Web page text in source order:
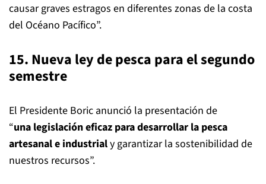
causar graves estragos en diferentes zonas de la costa
del Océano Pacífico”.
15. Nueva ley de pesca para el segundo
semestre
El Presidente Boric anunció la presentación de
“una legislación eficaz para desarrollar la pesca
artesanal e industrialy garantizar la sostenibilidad de
nuestros recursos”.